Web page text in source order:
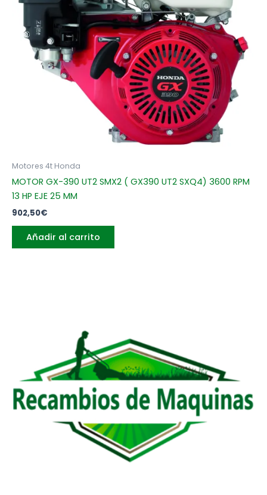
Motores 4t Honda
MOTOR GX-390 UT2 SMX2 ( GX390 UT2 SXQ4) 3600 RPM
13 HP EJE 25 MM
902,50€
Añadir al carrito